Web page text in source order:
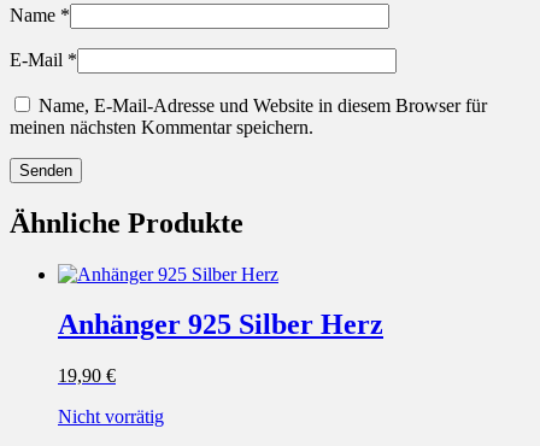
Name *
E-Mail *
Name, E-Mail-Adresse und Website in diesem Browser für
meinen nächsten Kommentar speichern.
Ähnliche Produkte
Anhänger 925 Silber Herz
19,90 €
Nicht vorrätig